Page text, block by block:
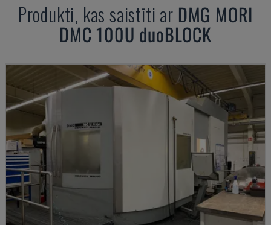
Produkti, kas saistīti ar DMG MORI
DMC 100U duoBLOCK